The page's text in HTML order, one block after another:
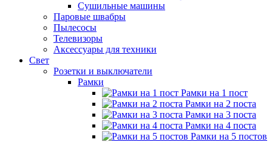
Сушильные машины
Паровые швабры
Пылесосы
Телевизоры
Аксессуары для техники
Свет
Розетки и выключатели
Рамки
Рамки на 1 пост
Рамки на 2 поста
Рамки на 3 поста
Рамки на 4 поста
Рамки на 5 постов